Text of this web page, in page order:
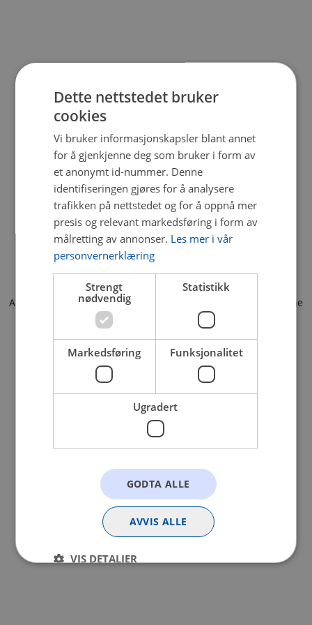
Application error: a client-side exception has occurred (see the
browser console for more information).
Dette nettstedet bruker
cookies
Vi bruker informasjonskapsler blant annet
for å gjenkjenne deg som bruker i form av
et anonymt id-nummer. Denne
identifiseringen gjøres for å analysere
trafikken på nettstedet og for å oppnå mer
presis og relevant markedsføring i form av
målretting av annonser. Les mer i vår
personvernerklæring
Strengt
nødvendig
Statistikk
Markedsføring Funksjonalitet
Ugradert
GODTA ALLE
AVVIS ALLE
VIS DETALJER